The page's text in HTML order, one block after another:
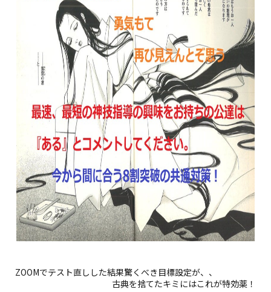
ZOOMでテスト直しした結果驚くべき目標設定が、、
古典を捨てたキミにはこれが特効薬！